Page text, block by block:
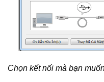
Chọn kết nối mà bạn